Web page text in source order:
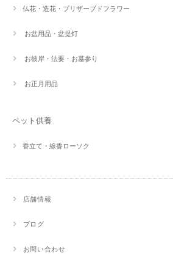
仏花・造花・プリザーブドフラワー
お盆用品・盆提灯
お彼岸・法要・お墓参り
お正月用品
ペット供養
香立て・線香ローソク
店舗情報
ブログ
お問い合わせ